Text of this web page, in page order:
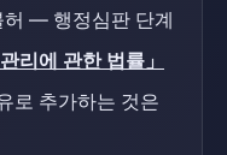
허 — 행정심판 단계
리에 관한 법률」
로 추가하는 것은